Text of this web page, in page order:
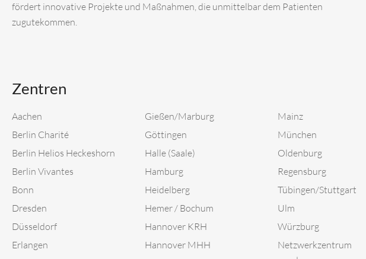
fördert innovative Projekte und Maßnahmen, die unmittelbar dem Patienten
zugutekommen.
Zentren
Aachen
Berlin Charité
Berlin Helios Heckeshorn
Berlin Vivantes
Bonn
Dresden
Düsseldorf
Erlangen
Gießen/Marburg
Göttingen
Halle (Saale)
Hamburg
Heidelberg
Hemer / Bochum
Hannover KRH
Hannover MHH
Mainz
München
Oldenburg
Regensburg
Tübingen/Stuttgart
Ulm
Würzburg
Netzwerkzentrum